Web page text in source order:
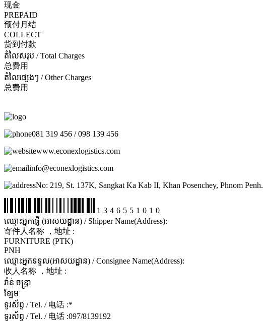
现金
PREPAID
预付月结
COLLECT
货到付款
តំលៃសរុប / Total Charges
总费用
តំលៃផ្សេងៗ / Other Charges
总费用
081 319 456 / 098 139 456
www.econexlogistics.com
info@econexlogistics.com
No: 219, St. 137K, Sangkat Ka Kab II, Khan Posenchey, Phnom Penh.
1346551010
ឈ្មោះអ្នកផ្ញើ (អាសយដ្ឋាន) / Shipper Name(Address):
寄件人名称 ，地址 :
FURNITURE (PTK)
PNH
ឈ្មោះអ្នកទទួល(អាសយដ្ឋាន) / Consignee Name(Address):
收人名称 ，地址 :
វ៉ាន់ ចន្ទ្រា
ឡែម
ទូរស័ព្ទ / Tel. / 电话 :*
ទូរស័ព្ទ / Tel. / 电话 :097/8139192